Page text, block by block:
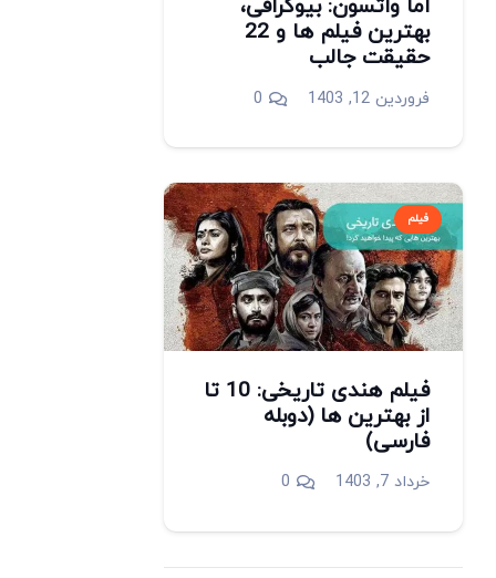
اما واتسون: بیوگرافی،
بهترین فیلم ها و 22
حقیقت جالب
فروردین 12, 1403 0
فیلم
فیلم هندی تاریخی: 10 تا
از بهترین ها (دوبله
فارسی)
خرداد 7, 1403 0